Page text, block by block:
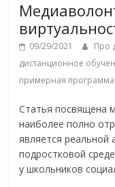
09/29/2021 Про
дистанционное
примерная программа
Статья посвящена
наиболее полно
является реальной
подростковой
у школьников